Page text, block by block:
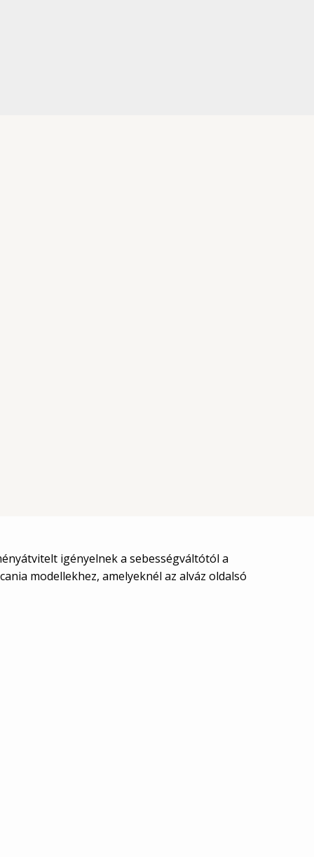
igényelnek a sebességváltótól a
modellekhez, amelyeknél az alváz oldalsó